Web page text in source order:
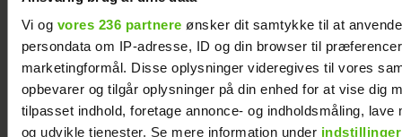
Vi og vores 236 partnere ønsker dit samtykke til at
persondata om IP-adresse, ID og din browser til
marketingformål. Disse oplysninger videregives til vores
opbevarer og tilgår oplysninger på din enhed for at vise dig
tilpasset indhold, foretage annonce- og indholdsmåling, lave
og udvikle tjenester. Se mere information under indstillinger